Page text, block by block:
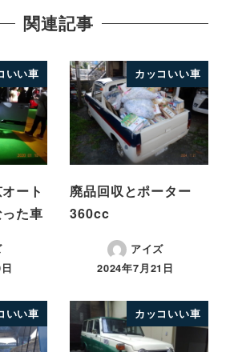
関連記事
いい車
ート
た車
カッコいい車
廃品回収とポーター
360cc
アイズ
2024年7月21日
いい車 カッコいい車